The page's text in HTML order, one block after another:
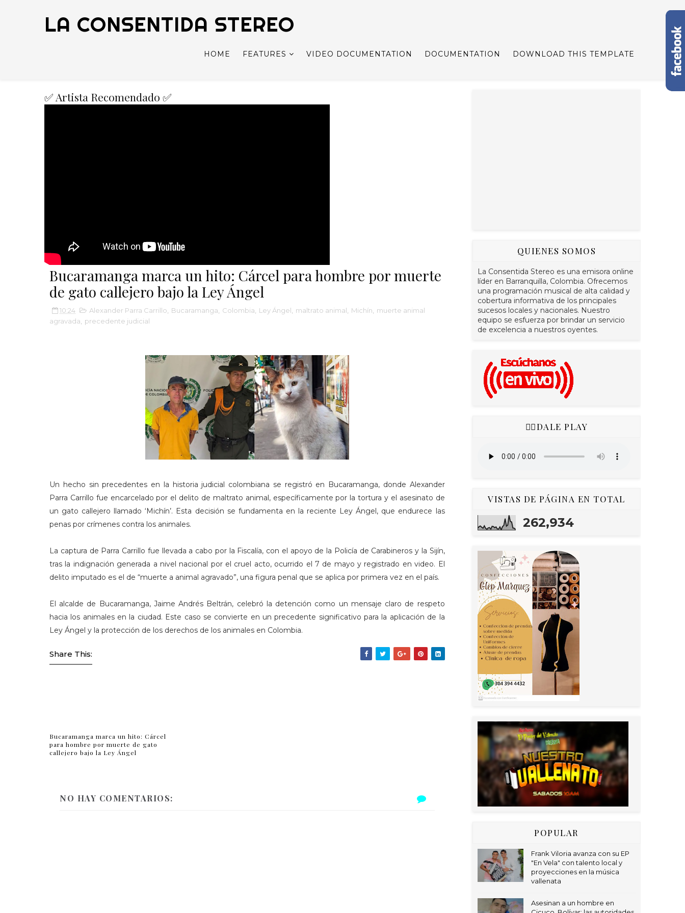
LA CONSENTIDA STEREO
HOME FEATURES VIDEO DOCUMENTATION DOCUMENTATION DOWNLOAD THIS TEMPLATE
✅ Artista Recomendado ✅
Bucaramanga marca un hito: Cárcel para hombre por muerte
de gato callejero bajo la Ley Ángel
10:24 Alexander Parra Carrillo Bucaramanga Colombia Ley Ángel maltrato animal Michín
muerte animal
agravada
precedente judicial
Un hecho sin precedentes en la historia judicial colombiana se registró en Bucaramanga, donde Alexander
Parra Carrillo fue encarcelado por el delito de maltrato animal, específicamente por la tortura y el asesinato de
un gato callejero llamado ‘Michín’. Esta decisión se fundamenta en la reciente Ley Ángel, que endurece las
penas por crímenes contra los animales.
La captura de Parra Carrillo fue llevada a cabo por la Fiscalía, con el apoyo de la Policía de Carabineros y la Sijín,
tras la indignación generada a nivel nacional por el cruel acto, ocurrido el 7 de mayo y registrado en video. El
delito imputado es el de “muerte a animal agravado”, una figura penal que se aplica por primera vez en el país.
El alcalde de Bucaramanga, Jaime Andrés Beltrán, celebró la detención como un mensaje claro de respeto
hacia los animales en la ciudad. Este caso se convierte en un precedente significativo para la aplicación de la
Ley Ángel y la protección de los derechos de los animales en Colombia.
Share This:
Bucaramanga marca un hito: Cárcel
para hombre por muerte de gato
callejero bajo la Ley Ángel
NO HAY COMENTARIOS:
QUIENES SOMOS
La Consentida Stereo es una emisora online
líder en Barranquilla, Colombia. Ofrecemos
una programación musical de alta calidad y
cobertura informativa de los principales
sucesos locales y nacionales. Nuestro
equipo se esfuerza por brindar un servicio
de excelencia a nuestros oyentes.
👇🏻DALE PLAY
VISTAS DE PÁGINA EN TOTAL
262,934
POPULAR
Frank Viloria avanza con su EP
"En Vela" con talento local y
proyecciones en la música
vallenata
Asesinan a un hombre en